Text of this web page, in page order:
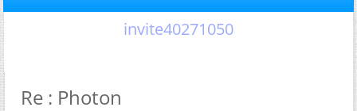
invite40271050
Re : Photon